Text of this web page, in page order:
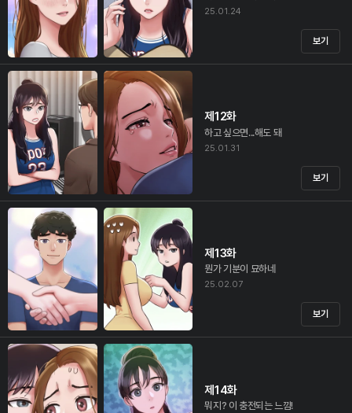
25.01.24
보기
제12화
하고 싶으면...해도 돼
25.01.31
보기
제13화
뭔가 기분이 묘하네
25.02.07
보기
제14화
뭐지? 이 충전되는 느낌!